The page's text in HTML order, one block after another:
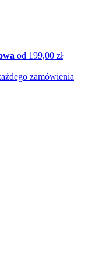
od 199,00 zł
zamówienia